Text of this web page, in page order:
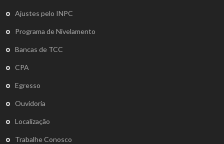
Ajustes pelo INPC
Programa de Nivelamento
Bancas de TCC
CPA
Egresso
Ouvidoria
Localização
Trabalhe Conosco